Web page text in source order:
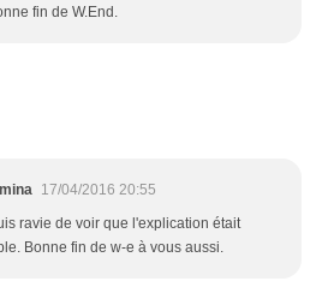
fin de W.End.
17/04/2016 20:55
ravie de voir que l'explication était
Bonne fin de w-e à vous aussi.